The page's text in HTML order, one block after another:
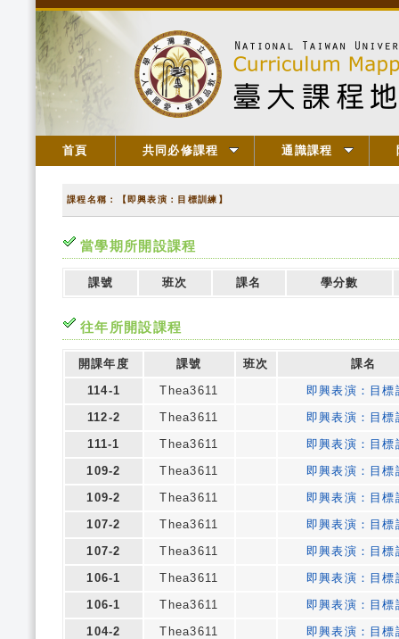
首頁 共同必修課程 通識課程
課程名稱：【即興表演：目標訓練】
當學期所開設課程
課號 班次 課名 學分數
往年所開設課程
開課年度 課號 班次
課名
114-1
Thea3611
即興表演：目標
112-2
Thea3611
即興表演：目標
111-1
Thea3611
即興表演：目標
109-2
Thea3611
即興表演：目標
109-2
Thea3611
即興表演：目標
107-2
Thea3611
即興表演：目標
107-2
Thea3611
即興表演：目標
106-1
Thea3611
即興表演：目標
106-1
Thea3611
即興表演：目標
104-2
Thea3611
即興表演：目標